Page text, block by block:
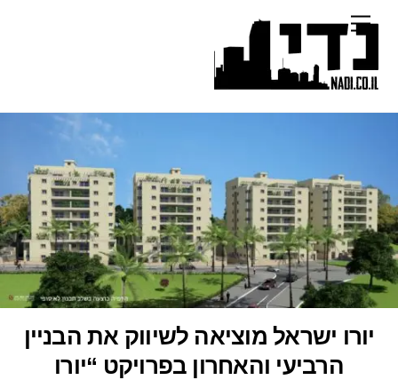
content
Menu
יורו ישראל מוציאה לשיווק את הבניין
הרביעי והאחרון בפרויקט “יורו